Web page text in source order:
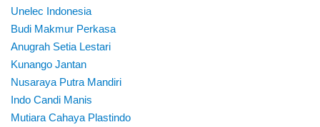
Unelec Indonesia
Budi Makmur Perkasa
Anugrah Setia Lestari
Kunango Jantan
Nusaraya Putra Mandiri
Indo Candi Manis
Mutiara Cahaya Plastindo